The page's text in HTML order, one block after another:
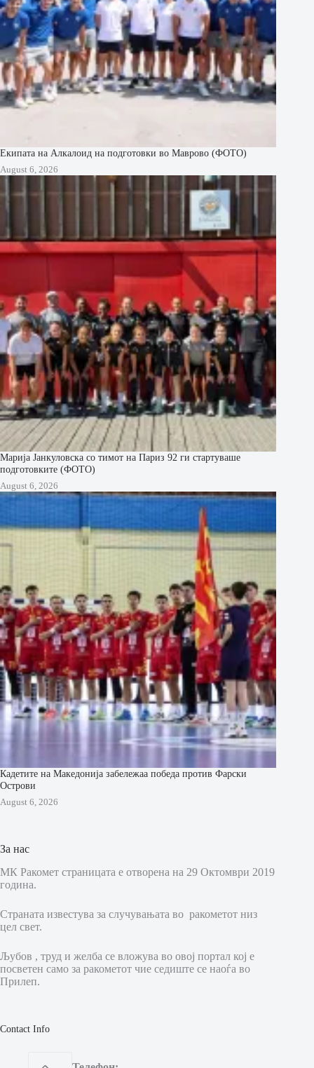
Екипата на Алкалоид на подготовки во Маврово (ФОТО)
August 6, 2026
Марија Јанкуловска со тимот на Париз 92 ги стартуваше
подготовките (ФОТО)
August 6, 2026
Кадетите на Македонија забележаа победа против Фарски
Острови
August 6, 2026
За нас
МК Ракомет страницата е отворена на 29 Октомври 2019
година.
Страната известува за случувањата во ракометот низ
цел свет.
Љубов , труд и желба се вложува во овој портал кој е
посветен само за ракометот чие седиште се наоѓа во
Прилеп.
Contact Info